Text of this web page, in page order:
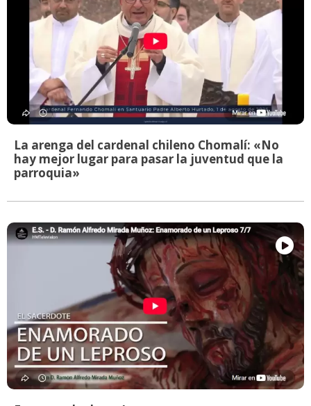
La arenga del cardenal chileno Chomalí: «No
hay mejor lugar para pasar la juventud que la
parroquia»